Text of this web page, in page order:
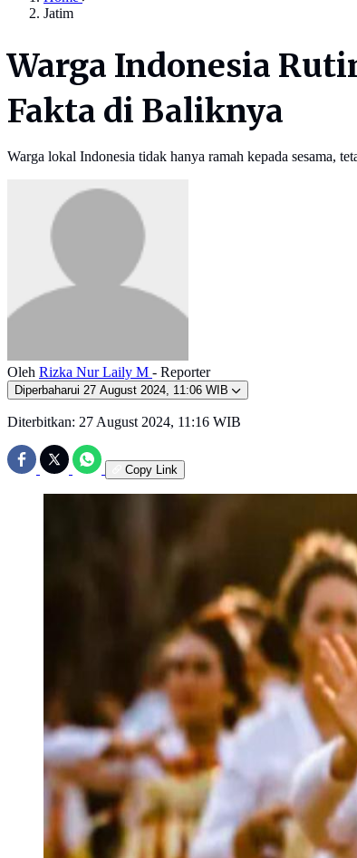
Jatim
Warga Indonesia
Fakta di Baliknya
Warga lokal Indonesia tidak hanya ramah kepada sesama,
Oleh Rizka Nur Laily M - Reporter
Diperbaharui 27 August 2024, 11:06 WIB
Diterbitkan: 27 August 2024, 11:16 WIB
Copy Link